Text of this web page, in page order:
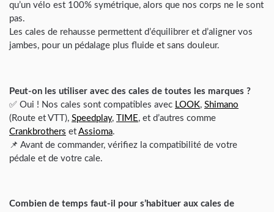
qu’un vélo est 100% symétrique, alors que nos corps ne le sont
pas.
Les cales de rehausse permettent d’équilibrer et d’aligner vos
jambes, pour un pédalage plus fluide et sans douleur.
Peut-on les utiliser avec des cales de toutes les marques ?
✅ Oui ! Nos cales sont compatibles avec LOOK, Shimano
(Route et VTT), Speedplay, TIME, et d’autres comme
Crankbrothers et Assioma.
📌 Avant de commander, vérifiez la compatibilité de votre
pédale et de votre cale.
Combien de temps faut-il pour s’habituer aux cales de